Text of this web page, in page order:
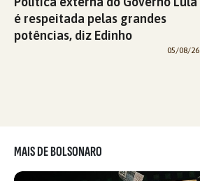
é respeitada pelas grandes
potências, diz Edinho
05/08/26
MAIS DE BOLSONARO